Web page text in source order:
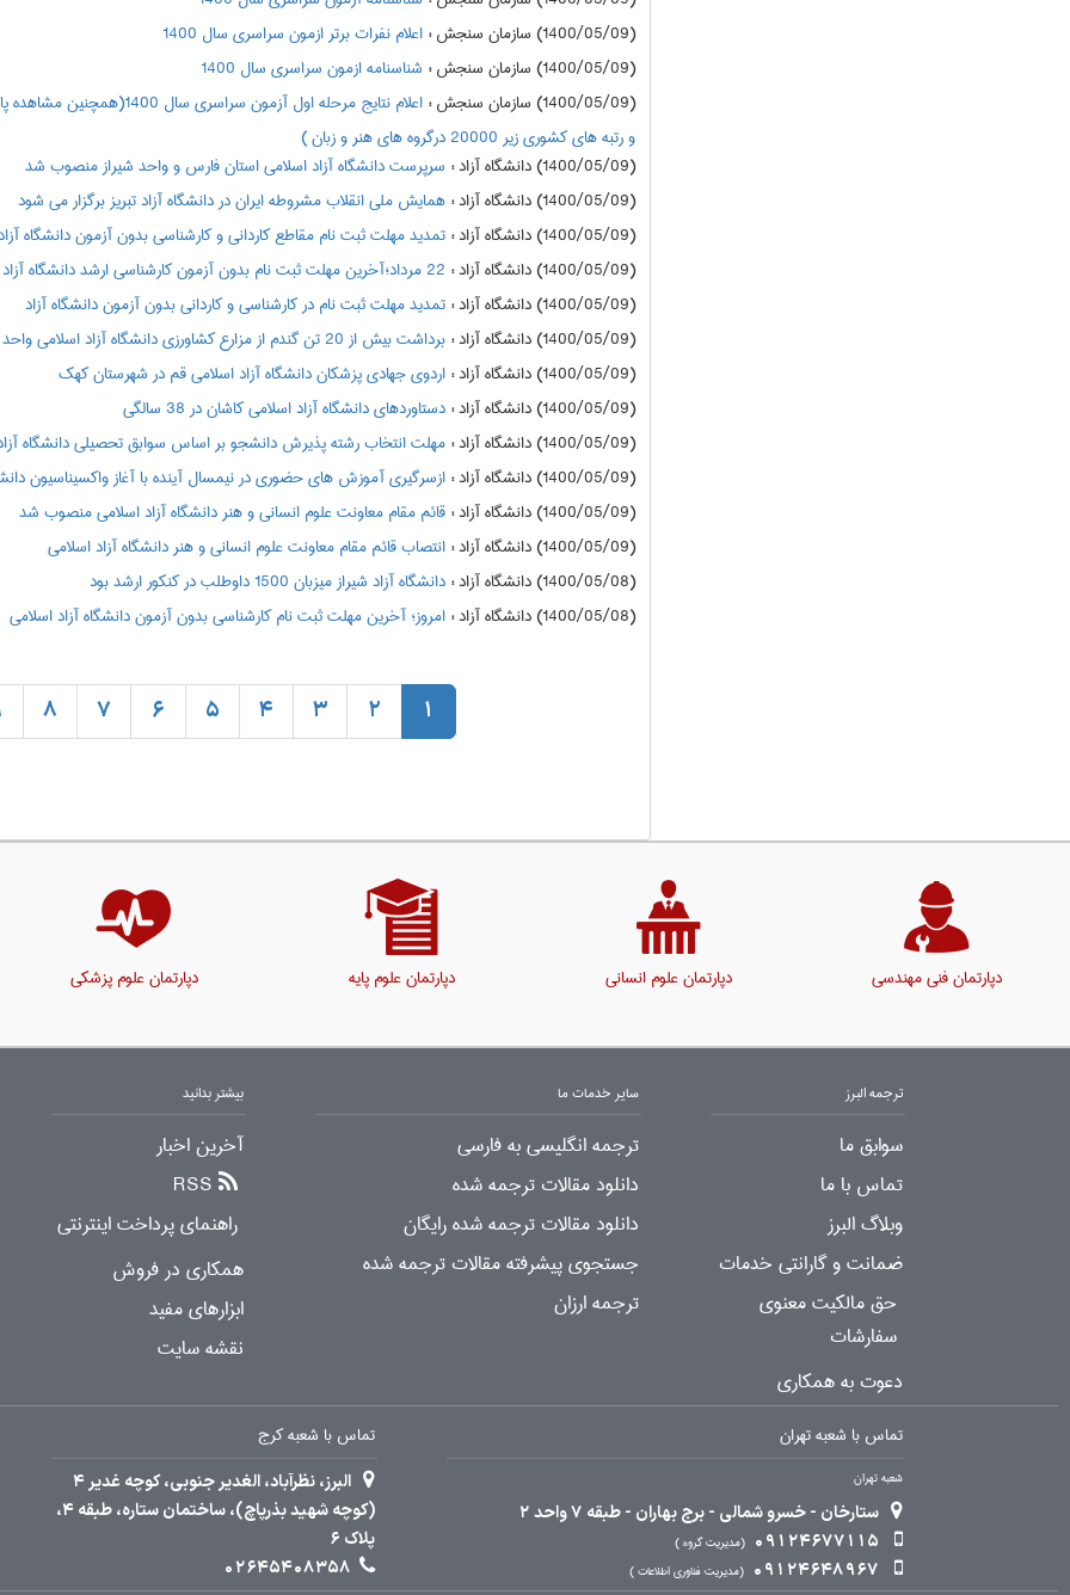
(1400/05/09) سازمان سنجش
: اعلام نفرات برتر ازمون سراسري سال 1400
(1400/05/09) سازمان سنجش
: شناسنامه ازمون سراسري سال 1400
(1400/05/09) سازمان سنجش
:
و رتبه های کشوری زیر 20000 درگروه های هنر و زبان )
(1400/05/09) دانشگاه آزاد
: سرپرست دانشگاه آزاد اسلامی استان فارس و واحد شیراز منصوب شد
(1400/05/09) دانشگاه آزاد
: همایش ملی انقلاب مشروطه ایران در دانشگاه آزاد تبریز برگزار می شود
(1400/05/09) دانشگاه آزاد
: تمدید مهلت ثبت نام مقاطع کاردانی و کارشناسی بدون آزمون دانشگاه
(1400/05/09) دانشگاه آزاد
: 22 مرداد؛آخرین مهلت ثبت نام بدون آزمون کارشناسی ارشد دانشگاه آزاد
(1400/05/09) دانشگاه آزاد
: تمدید مهلت ثبت نام در کارشناسی و کاردانی بدون آزمون دانشگاه آزاد
(1400/05/09) دانشگاه آزاد
: برداشت بیش از 20 تن گندم از مزارع کشاورزی دانشگاه آزاد اسلامی واحد اقلید
(1400/05/09) دانشگاه آزاد
: اردوی جهادی پزشکان دانشگاه آزاد اسلامی قم در شهرستان کهک
(1400/05/09) دانشگاه آزاد
: دستاوردهای دانشگاه آزاد اسلامی کاشان در 38 سالگی
(1400/05/09) دانشگاه آزاد
: مهلت انتخاب رشته پذیرش دانشجو بر اساس سوابق تحصیلی دانشگاه
(1400/05/09) دانشگاه آزاد
: ازسرگیری آموزش های حضوری در نیمسال آینده با آغاز واکسیناسیون
(1400/05/09) دانشگاه آزاد
: قائم مقام معاونت علوم انسانی و هنر دانشگاه آزاد اسلامی منصوب شد
(1400/05/09) دانشگاه آزاد
: انتصاب قائم مقام معاونت علوم انسانی و هنر دانشگاه آزاد اسلامی
(1400/05/08) دانشگاه آزاد
: دانشگاه آزاد شیراز میزبان 1500 داوطلب در کنکور ارشد بود
(1400/05/08) دانشگاه آزاد
: امروز؛ آخرین مهلت ثبت نام کارشناسی بدون آزمون دانشگاه آزاد اسلامی
1
2
3
4
5
6
7
8
دپارتمان فنی مهندسی دپارتمان علوم انسانی دپارتمان علوم پایه دپارتمان علوم پزشکی
ترجمه البرز
سوابق ما
تماس با ما
وبلاگ البرز
ضمانت و گارانتی خدمات
حق مالکیت معنوی
سفارشات
دعوت به همکاری
سایر خدمات ما
ترجمه انگلیسی به فارسی
دانلود مقالات ترجمه شده
دانلود مقالات ترجمه شده رایگان
جستجوی پیشرفته مقالات ترجمه شده
ترجمه ارزان
بیشتر بدانید
آخرین اخبار
RSS
راهنمای پرداخت اینترنتی
همکاری در فروش
ابزارهای مفید
نقشه سایت
تماس با شعبه تهران
شعبه تهران
ستارخان - خسرو شمالی - برج بهاران - طبقه 7 واحد 2
09124677115
مدیریت گروه
09124648967 مدیریت فناوری اطلاعات
تماس با شعبه کرج
البرز، نظرآباد، الغدیر جنوبی، کوچه غدیر 4
(کوچه شهید بذرپاچ)، ساختمان ستاره، طبقه 4،
پلاک 6
02645408358